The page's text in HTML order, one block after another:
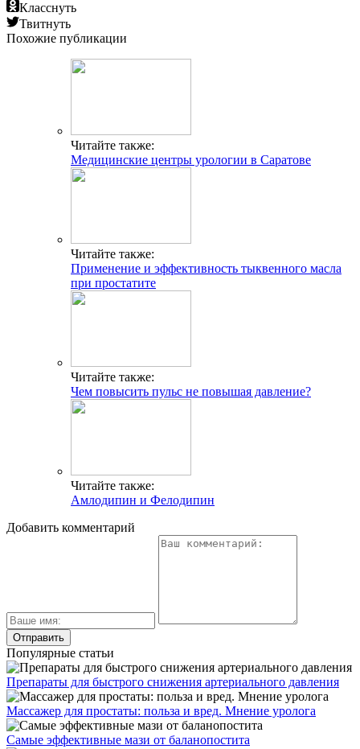
Класснуть
Твитнуть
Похожие публикации
Читайте также:
Медицинские центры урологии в Саратове
Читайте также:
Применение и эффективность тыквенного масла
при простатите
Читайте также:
Чем повысить пульс не повышая давление?
Читайте также:
Амлодипин и Фелодипин
Добавить комментарий
Популярные статьи
Препараты для быстрого снижения артериального давления
Массажер для простаты: польза и вред. Мнение уролога
Самые эффективные мази от баланопостита